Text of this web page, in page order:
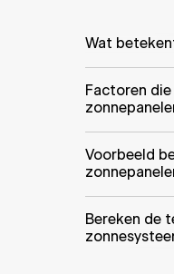
Wat
Factoren
Voorbeeld
Bereken de